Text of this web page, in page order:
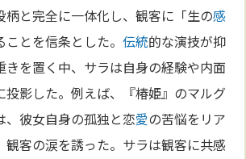
柄と完全に一体化し、観客に「生の感
ことを信条とした。伝統的な演技が抑
きを置く中、サラは自身の経験や内面
投影した。例えば、『椿姫』のマルグ
、彼女自身の孤独と恋愛の苦悩をリア
観客の涙を誘った。サラは観客に共感